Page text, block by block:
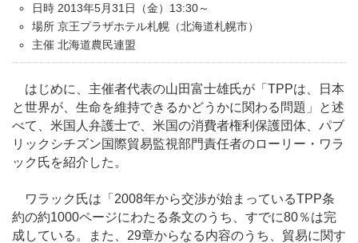
日時 2013年5月31日（金）13:30～
場所 京王プラザホテル札幌（北海道札幌市）
主催 北海道農民連盟
はじめに、主催者代表の山田富士雄氏が「TPPは、日本
と世界が、生命を維持できるかどうかに関わる問題」と述
べて、米国人弁護士で、米国の消費者権利保護団体、パブ
リックシチズン国際貿易監視部門責任者のローリー・ワラ
ック氏を紹介した。
ワラック氏は「2008年から交渉が始まっているTPP条
約の約1000ページにわたる条文のうち、すでに80％は完
成している。また、29章からなる内容のうち、貿易に関す